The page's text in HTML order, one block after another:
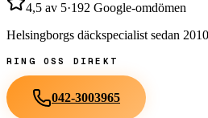
4,5 av 5·192 Google-omdömen
Helsingborgs däckspecialist sedan 2010
RING OSS DIREKT
042-3003965